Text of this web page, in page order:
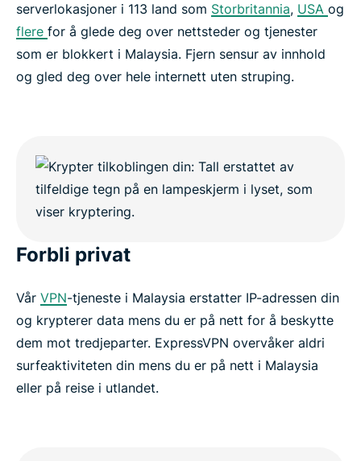
serverlokasjoner i 113 land som Storbritannia, USA og
flere for å glede deg over nettsteder og tjenester
som er blokkert i Malaysia. Fjern sensur av innhold
og gled deg over hele internett uten struping.
Forbli privat
Vår VPN-tjeneste i Malaysia erstatter IP-adressen din
og krypterer data mens du er på nett for å beskytte
dem mot tredjeparter. ExpressVPN overvåker aldri
surfeaktiviteten din mens du er på nett i Malaysia
eller på reise i utlandet.